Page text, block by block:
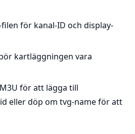
för kanal-ID och display-
kartläggningen vara
för att lägga till
eller döp om tvg-name för att